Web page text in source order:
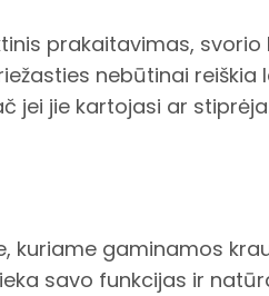
prakaitavimas, svorio
nebūtinai reiškia
jei jie kartojasi ar
kuriame gaminamos
savo funkcijas ir